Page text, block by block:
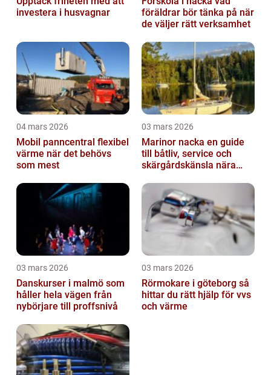
investera i husvagnar
föräldrar bör tänka på när
de väljer rätt verksamhet
04 mars 2026
Mobil panncentral flexibel
värme när det behövs
som mest
03 mars 2026
Marinor nacka en guide
till båtliv, service och
skärgårdskänsla nära
03 mars 2026
Danskurser i malmö som
håller hela vägen från
nybörjare till proffsnivå
03 mars 2026
Rörmokare i göteborg så
hittar du rätt hjälp för vvs
och värme